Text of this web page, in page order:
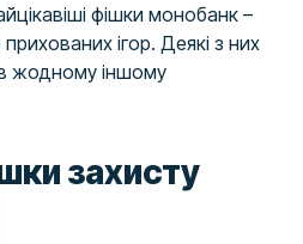
фішки монобанк –
ігор. Деякі з них
в жодному іншому
захисту